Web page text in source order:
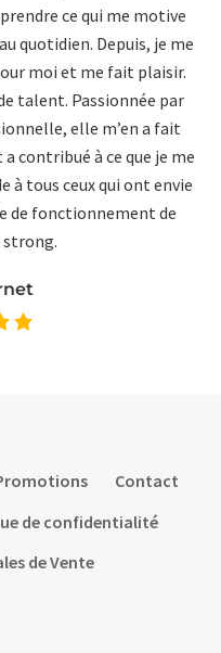
ce qui me motive
quotidien. Depuis, je me
moi et me fait plaisir.
talent. Passionnée par
elle m’en a fait
contribué à ce que je me
à tous ceux qui ont envie
de fonctionnement de
strong.
Contact
de confidentialité
de Vente